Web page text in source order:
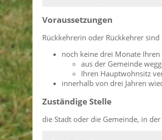
Voraussetzungen
Rückkehrerin oder Rückkehrer sind
noch keine drei Monate
aus der Gemeinde
Ihren Hauptwohnsitz
innerhalb von drei Jahren
Zuständige Stelle
die Stadt oder die Gemeinde, in